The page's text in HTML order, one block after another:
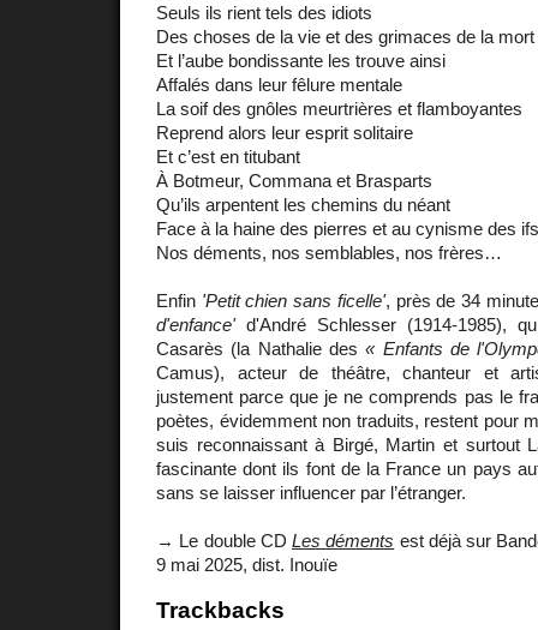
Seuls ils rient tels des idiots
Des choses de la vie et des grimaces de la mort
Et l’aube bondissante les trouve ainsi
Affalés dans leur fêlure mentale
La soif des gnôles meurtrières et flamboyantes
Reprend alors leur esprit solitaire
Et c’est en titubant
À Botmeur, Commana et Brasparts
Qu’ils arpentent les chemins du néant
Face à la haine des pierres et au cynisme des ifs
Nos déments, nos semblables, nos frères…
Enfin 'Petit chien sans ficelle', près de 34
d'enfance'd'André Schlesser (1914-1985),
Casarès (la Nathalie des« Enfants de
Camus), acteur de théâtre, chanteur et
justement parce que je ne comprends pas le
poètes, évidemment non traduits, restent pour
suis reconnaissant à Birgé, Martin et surtout
fascinante dont ils font de la France un pays
sans se laisser influencer par l’étranger.
→ Le double CD Les déments est déjà sur
9 mai 2025, dist. Inouïe
Trackbacks